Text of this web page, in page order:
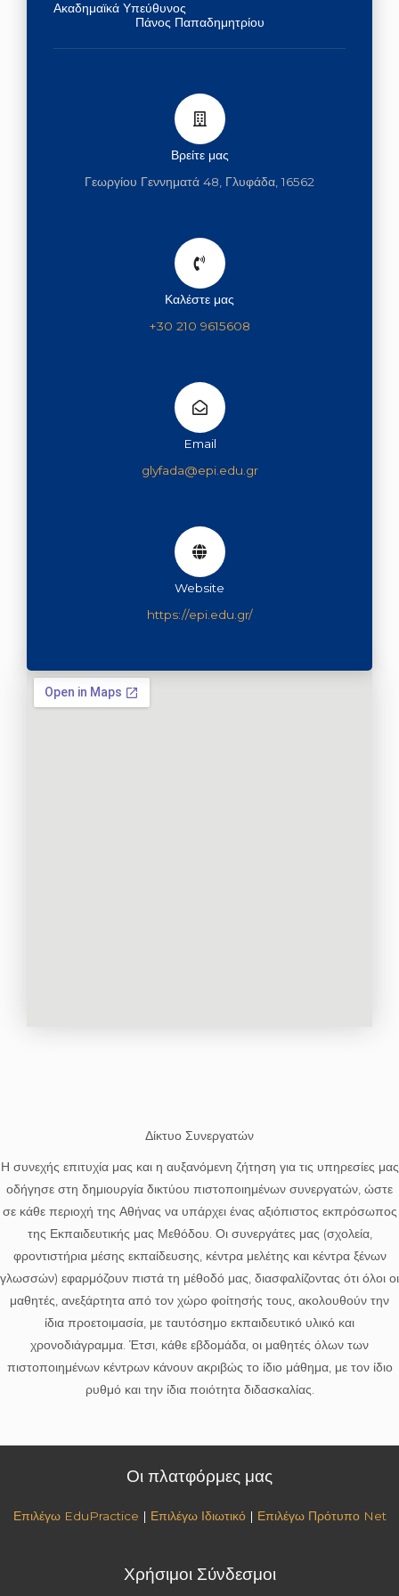
o
k
r
a
Ακαδημαϊκά Υπεύθυνος
Πάνος Παπαδημητρίου
Βρείτε μας
Γεωργίου Γεννηματά 48, Γλυφάδα, 16562
Καλέστε μας
+30 210 9615608
Email
glyfada@epi.edu.gr
Website
https://epi.edu.gr/
Δίκτυο Συνεργατών
Η συνεχής επιτυχία μας και η αυξανόμενη ζήτηση για τις υπηρεσίες μας
οδήγησε στη δημιουργία δικτύου πιστοποιημένων συνεργατών, ώστε
σε κάθε περιοχή της Αθήνας να υπάρχει ένας αξιόπιστος εκπρόσωπος
της Εκπαιδευτικής μας Μεθόδου. Οι συνεργάτες μας (σχολεία,
φροντιστήρια μέσης εκπαίδευσης, κέντρα μελέτης και κέντρα ξένων
γλωσσών) εφαρμόζουν πιστά τη μέθοδό μας, διασφαλίζοντας ότι όλοι οι
μαθητές, ανεξάρτητα από τον χώρο φοίτησής τους, ακολουθούν την
ίδια προετοιμασία, με ταυτόσημο εκπαιδευτικό υλικό και
χρονοδιάγραμμα. Έτσι, κάθε εβδομάδα, οι μαθητές όλων των
πιστοποιημένων κέντρων κάνουν ακριβώς το ίδιο μάθημα, με τον ίδιο
ρυθμό και την ίδια ποιότητα διδασκαλίας.
Οι πλατφόρμες μας
Επιλέγω EduPractice | Επιλέγω Ιδιωτικό| Επιλέγω Πρότυπο Net
Χρήσιμοι Σύνδεσμοι